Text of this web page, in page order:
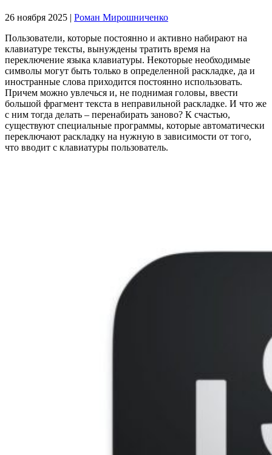
26 ноября 2025 | Роман Мирошниченко
Пользователи, которые постоянно и активно набирают на
клавиатуре тексты, вынуждены тратить время на
переключение языка клавиатуры. Некоторые необходимые
символы могут быть только в определенной раскладке, да и
иностранные слова приходится постоянно использовать.
Причем можно увлечься и, не поднимая головы, ввести
большой фрагмент текста в неправильной раскладке. И что же
с ним тогда делать – перенабирать заново? К счастью,
существуют специальные программы, которые автоматически
переключают раскладку на нужную в зависимости от того,
что вводит с клавиатуры пользователь.